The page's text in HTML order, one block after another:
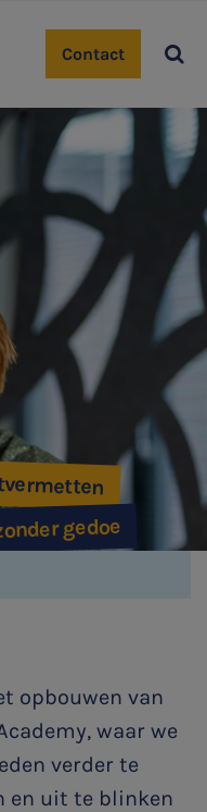
Oedenrode
audit | tax | advisory
Contact 
gedoe
opbouwen van
waar we
verder te
en uit te blinken